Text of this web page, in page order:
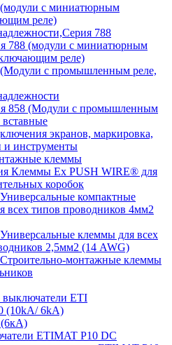
с миниатюрным
реле)
788
788 (модули с миниатюрным
реле)
с промышленным реле,
858 (Модули с промышленным
вставные
экранов, маркировка,
и инструменты
клеммы
Клеммы Ex PUSH WIRE® для
коробок
компактные
всех типов проводников 4мм2
клеммы для всех
2,5мм2 (14 AWG)
монтажные клеммы
выключатели ETI
(10kA/ 6kA)
ETIMAT P10 DC